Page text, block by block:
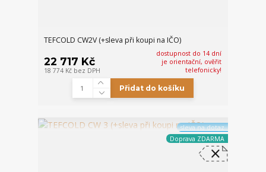
TEFCOLD CW2V (+sleva při koupi na IČO)
22 717 Kč
18 774 Kč bez DPH
dostupnost do 14 dní
je orientační, ověřit
telefonicky!
Přidat do košíku
sleva na dotaz
Doprava ZDARMA